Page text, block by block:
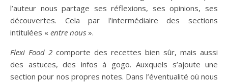
l’auteur nous partage ses réflexions, ses opinions, ses
découvertes. Cela par l’intermédiaire des sections
intitulées « entre nous ».
Flexi Food 2 comporte des recettes bien sûr, mais aussi
des astuces, des infos à gogo. Auxquels s’ajoute une
section pour nos propres notes. Dans l’éventualité où nous